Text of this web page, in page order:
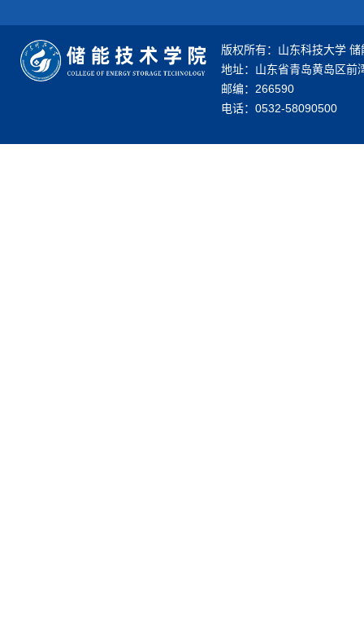
版权所有：山东科技大学
地址：山东省青岛黄岛区前
邮编：266590
电话：0532-58090500